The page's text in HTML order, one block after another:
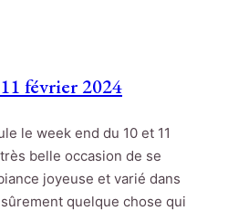
février 2024
le week end du 10 et 11
belle occasion de se
joyeuse et varié dans
quelque chose qui